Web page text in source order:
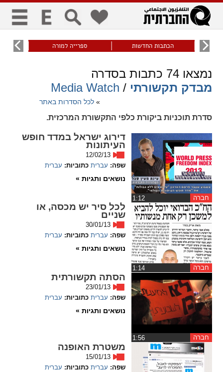
כללי
visibility_off
ביטול הבהובים ניווט מקלדת
zoom_out
התרחק
zoom_in
גופנים
remove_circle_outline
Decrease font
add_circle_outline
גופן קריא
ניגודיות צבעים
brightness_high
ניגודיות בהירה
קישורים
הכתבות החדשות ספרייה למורה עוני
נמצאו74 כתבות בסדרה
מבדק תקשורתי /
Media Watch
»לכל הסדרות באתר
סדרת תוכניות ביקורת כלפי התקשורת המרכזית.
חברה
דירוג ישראל במדד חופש
העיתונות
12/02/13
שפה: עברית כתוביות: עברית
נושאים ותגיות »
חברה
לכל סיר יש מכסה, או
שניים
30/01/13
שפה: עברית כתוביות: עברית
נושאים ותגיות »
חברה
הסתה תקשורתית
23/01/13
שפה: עברית כתוביות: עברית
נושאים ותגיות »
משטרת האופנה
15/01/13
שפה: עברית כתוביות: עברית